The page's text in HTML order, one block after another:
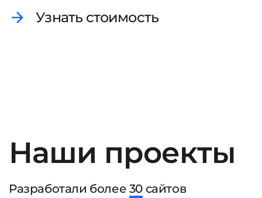
Узнать стоимость
Наши проекты
Разработали более 30 сайтов